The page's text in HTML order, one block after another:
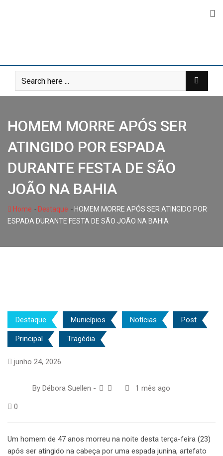
HOMEM MORRE APÓS SER
ATINGIDO POR ESPADA
DURANTE FESTA DE SÃO
JOÃO NA BAHIA
Home - Destaque - HOMEM MORRE APÓS SER ATINGIDO POR
ESPADA DURANTE FESTA DE SÃO JOÃO NA BAHIA
Destaque Municípios Notícias Post
Principal Tragédia
junho 24, 2026
By Débora Suellen - 1 mês ago
0
Um homem de 47 anos morreu na noite desta terça-feira (23)
após ser atingido na cabeça por uma espada junina, artefato